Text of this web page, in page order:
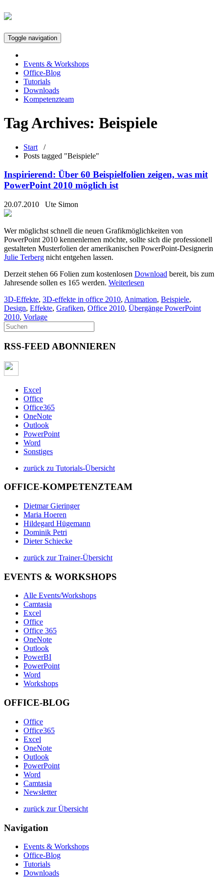
Toggle navigation
Events & Workshops
Office-Blog
Tutorials
Downloads
Kompetenzteam
Tag Archives: Beispiele
Start /
Posts tagged "Beispiele"
Inspirierend: Über 60 Beispielfolien zeigen, was mit
PowerPoint 2010 möglich ist
20.07.2010 Ute Simon
Wer möglichst schnell die neuen Grafikmöglichkeiten von
PowerPoint 2010 kennenlernen möchte, sollte sich die professionell
gestalteten Musterfolien der amerikanischen PowerPoint-Designerin
Julie Terberg nicht entgehen lassen.
Derzeit stehen 66 Folien zum kostenlosen Download bereit, bis zum
Jahresende sollen es 165 werden. Weiterlesen
3D-Effekte, 3D-effekte in office 2010, Animation, Beispiele,
Design, Effekte, Grafiken, Office 2010, Übergänge PowerPoint
2010, Vorlage
RSS-FEED ABONNIEREN
Excel
Office
Office365
OneNote
Outlook
PowerPoint
Word
Sonstiges
zurück zu Tutorials-Übersicht
OFFICE-KOMPETENZTEAM
Dietmar Gieringer
Maria Hoeren
Hildegard Hügemann
Dominik Petri
Dieter Schiecke
zurück zur Trainer-Übersicht
EVENTS & WORKSHOPS
Alle Events/Workshops
Camtasia
Excel
Office
Office 365
OneNote
Outlook
PowerBI
PowerPoint
Word
Workshops
OFFICE-BLOG
Office
Office365
Excel
OneNote
Outlook
PowerPoint
Word
Camtasia
Newsletter
zurück zur Übersicht
Navigation
Events & Workshops
Office-Blog
Tutorials
Downloads